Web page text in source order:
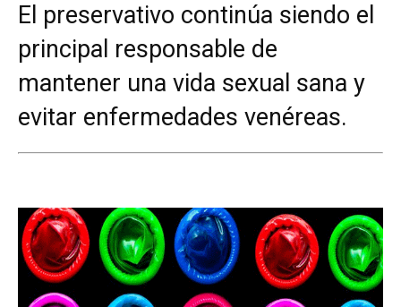
El preservativo continúa siendo el
principal responsable de
mantener una vida sexual sana y
evitar enfermedades venéreas.